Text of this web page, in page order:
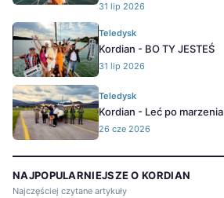
31 lip 2026
Teledysk
Kordian - BO TY JESTEŚ
31 lip 2026
Teledysk
Kordian - Leć po marzenia
26 cze 2026
NAJPOPULARNIEJSZE O KORDIAN
Najczęściej czytane artykuły